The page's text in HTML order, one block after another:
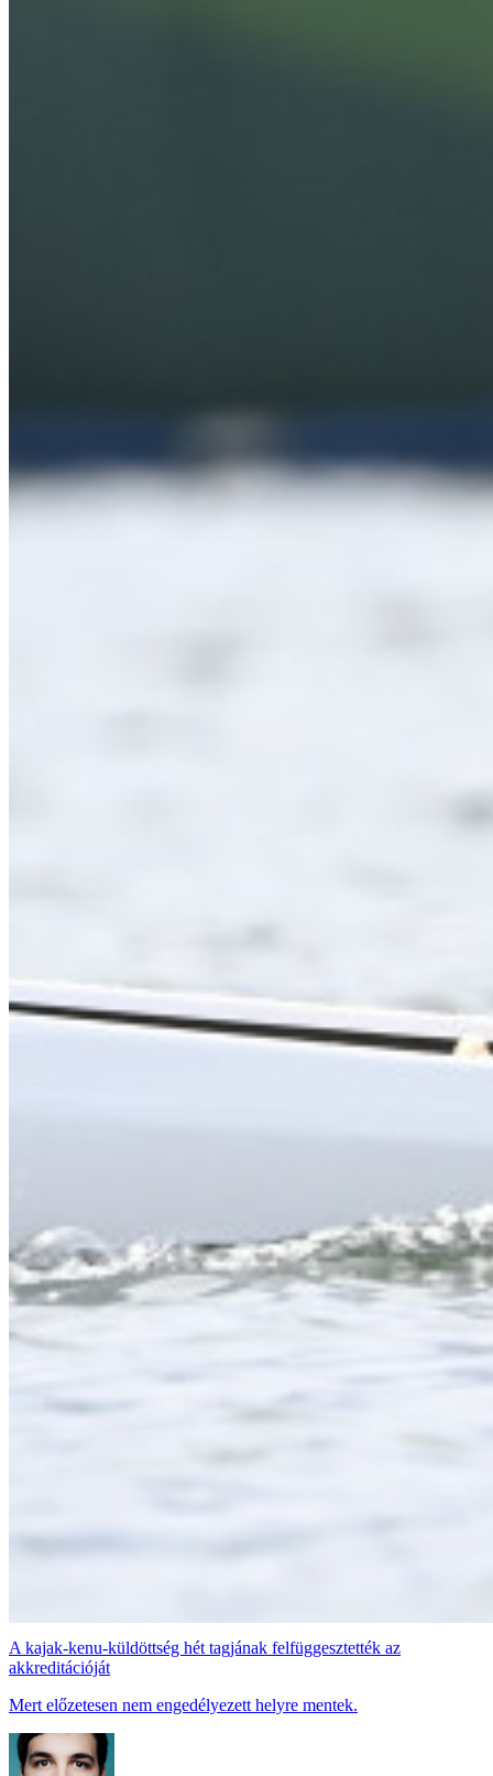
A kajak-kenu-küldöttség hét tagjának felfüggesztették az
akkreditációját
Mert előzetesen nem engedélyezett helyre mentek.